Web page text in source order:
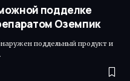
подделке
Оземпик
поддельный продукт и